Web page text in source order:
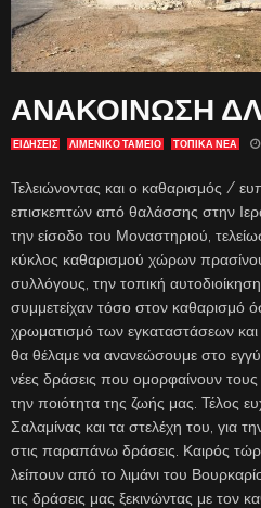
ΑΝΑΚΟΙΝΩΣΗ
ΕΙΔΗΣΕΙΣ ΛΙΜΕΝΙΚΌ ΤΑΜΕΊΟ ΤΟΠΙΚΑ ΝΕΑ
Τελειώνοντας και ο καθαρισμός /
επισκεπτών από θαλάσσης στην
την είσοδο του Μοναστηριού,
κύκλος καθαρισμού χώρων
συλλόγους, την τοπική
συμμετείχαν τόσο στον καθαρισμό
χρωματισμό των εγκαταστάσεων
θα θέλαμε να ανανεώσουμε στο
νέες δράσεις που ομορφαίνουν
την ποιότητα της ζωής μας. Τέλος
Σαλαμίνας και τα στελέχη του, για
στις παραπάνω δράσεις. Καιρός
λείπουν από το λιμάνι του
τις δράσεις μας ξεκινώντας με τον